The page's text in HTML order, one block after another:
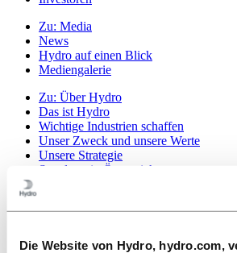
Die Website von Hydro, hydro.com,
Zu: Media
News
Hydro auf einen Blick
Mediengalerie
Zu: Über Hydro
Das ist Hydro
Wichtige Industrien schaffen
Unser Zweck und unsere Werte
Unsere Strategie
Standorte in Österreich
Publications
Berichte von Hydro